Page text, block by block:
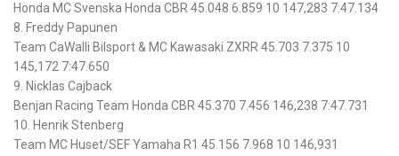
Honda MC Svenska Honda CBR 45.048 6.859 10 147,283 7:47.134
8. Freddy Papunen
Team CaWalli Bilsport & MC Kawasaki ZXRR 45.703 7.375 10
145,172 7:47.650
9. Nicklas Cajback
Benjan Racing Team Honda CBR 45.370 7.456 146,238 7:47.731
10. Henrik Stenberg
Team MC Huset/SEF Yamaha R1 45.156 7.968 10 146,931